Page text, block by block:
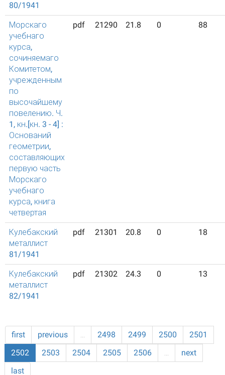
80/1941
Морскаго
учебнаго
курса,
сочиняемаго
Комитетом,
учрежденным
по
высочайшему
повелению. Ч.
1, кн.[кн. 3 - 4] :
Оснований
геометрии,
составляющих
первую часть
Морскаго
учебнаго
курса, книга
четвертая
pdf 21290 21.8 0 88
Кулебакский
металлист
81/1941
pdf 21301 20.8 0 18
Кулебакский
металлист
82/1941
pdf 21302 24.3 0 13
first previous … 2498 2499 2500
2501
2502
2503 2504 2505 2506 …
next
last